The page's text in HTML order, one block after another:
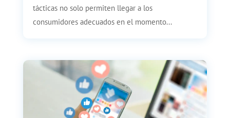
tácticas no solo permiten llegar a los
consumidores adecuados en el momento...